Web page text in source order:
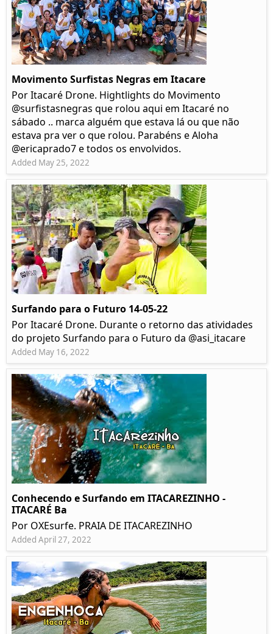
Movimento Surfistas Negras em Itacare
Por Itacaré Drone. Hightlights do Movimento
@surfistasnegras que rolou aqui em Itacaré no
sábado .. marca alguém que estava lá ou que não
estava pra ver o que rolou. Parabéns e Aloha
@ericaprado7 e todos os envolvidos.
Added May 25, 2022
Surfando para o Futuro 14-05-22
Por Itacaré Drone. Durante o retorno das atividades
do projeto Surfando para o Futuro da @asi_itacare
Added May 16, 2022
Conhecendo e Surfando em ITACAREZINHO -
ITACARÉ Ba
Por OXEsurfe. PRAIA DE ITACAREZINHO
Added April 27, 2022